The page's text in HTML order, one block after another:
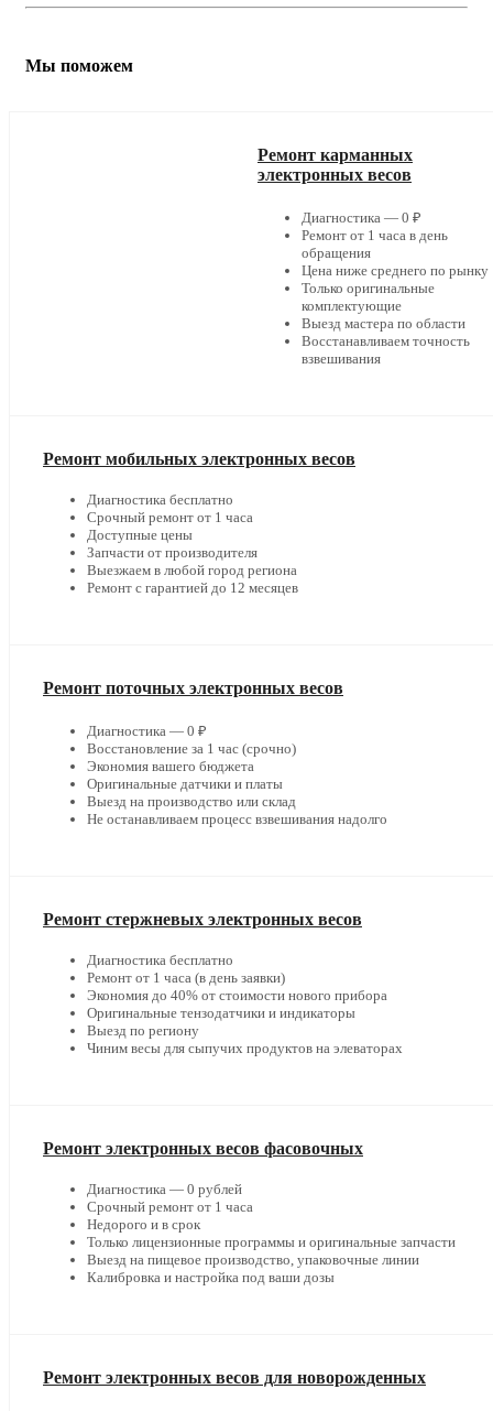
Мы поможем
Ремонт карманных
электронных весов
Диагностика — 0 ₽
Ремонт от 1 часа в день
обращения
Цена ниже среднего по рынку
Только оригинальные
комплектующие
Выезд мастера по области
Восстанавливаем точность
взвешивания
Ремонт мобильных электронных весов
Диагностика бесплатно
Срочный ремонт от 1 часа
Доступные цены
Запчасти от производителя
Выезжаем в любой город региона
Ремонт с гарантией до 12 месяцев
Ремонт поточных электронных весов
Диагностика — 0 ₽
Восстановление за 1 час (срочно)
Экономия вашего бюджета
Оригинальные датчики и платы
Выезд на производство или склад
Не останавливаем процесс взвешивания надолго
Ремонт стержневых электронных весов
Диагностика бесплатно
Ремонт от 1 часа (в день заявки)
Экономия до 40% от стоимости нового прибора
Оригинальные тензодатчики и индикаторы
Выезд по региону
Чиним весы для сыпучих продуктов на элеваторах
Ремонт электронных весов фасовочных
Диагностика — 0 рублей
Срочный ремонт от 1 часа
Недорого и в срок
Только лицензионные программы и оригинальные запчасти
Выезд на пищевое производство, упаковочные линии
Калибровка и настройка под ваши дозы
Ремонт электронных весов для новорожденных